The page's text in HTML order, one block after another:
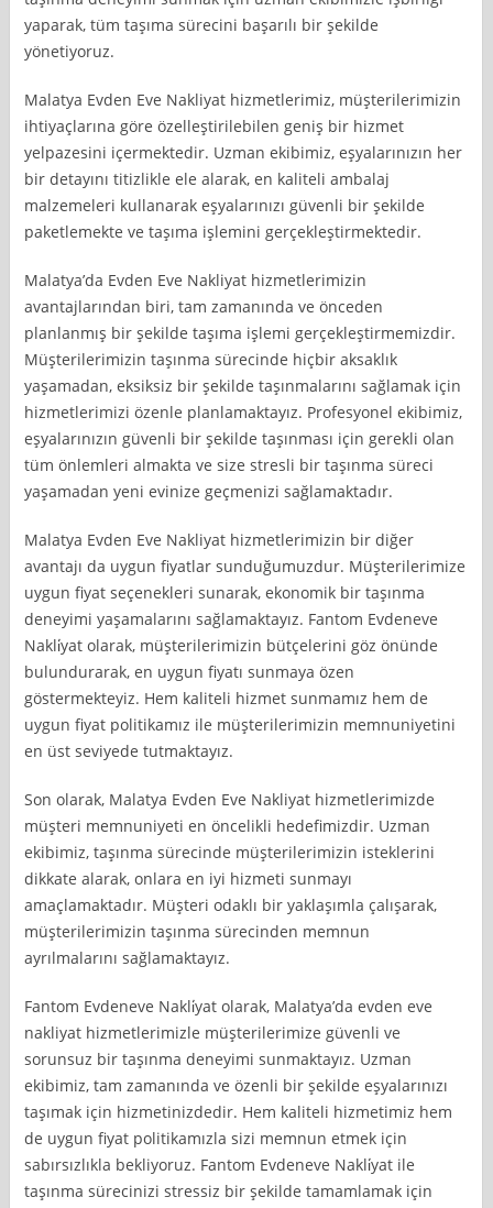
yaparak, tüm taşıma sürecini başarılı bir şekilde
yönetiyoruz.
Malatya Evden Eve Nakliyat hizmetlerimiz, müşterilerimizin
ihtiyaçlarına göre özelleştirilebilen geniş bir hizmet
yelpazesini içermektedir. Uzman ekibimiz, eşyalarınızın her
bir detayını titizlikle ele alarak, en kaliteli ambalaj
malzemeleri kullanarak eşyalarınızı güvenli bir şekilde
paketlemekte ve taşıma işlemini gerçekleştirmektedir.
Malatya’da Evden Eve Nakliyat hizmetlerimizin
avantajlarından biri, tam zamanında ve önceden
planlanmış bir şekilde taşıma işlemi gerçekleştirmemizdir.
Müşterilerimizin taşınma sürecinde hiçbir aksaklık
yaşamadan, eksiksiz bir şekilde taşınmalarını sağlamak için
hizmetlerimizi özenle planlamaktayız. Profesyonel ekibimiz,
eşyalarınızın güvenli bir şekilde taşınması için gerekli olan
tüm önlemleri almakta ve size stresli bir taşınma süreci
yaşamadan yeni evinize geçmenizi sağlamaktadır.
Malatya Evden Eve Nakliyat hizmetlerimizin bir diğer
avantajı da uygun fiyatlar sunduğumuzdur. Müşterilerimize
uygun fiyat seçenekleri sunarak, ekonomik bir taşınma
deneyimi yaşamalarını sağlamaktayız. Fantom Evdeneve
Nakli̇yat olarak, müşterilerimizin bütçelerini göz önünde
bulundurarak, en uygun fiyatı sunmaya özen
göstermekteyiz. Hem kaliteli hizmet sunmamız hem de
uygun fiyat politikamız ile müşterilerimizin memnuniyetini
en üst seviyede tutmaktayız.
Son olarak, Malatya Evden Eve Nakliyat hizmetlerimizde
müşteri memnuniyeti en öncelikli hedefimizdir. Uzman
ekibimiz, taşınma sürecinde müşterilerimizin isteklerini
dikkate alarak, onlara en iyi hizmeti sunmayı
amaçlamaktadır. Müşteri odaklı bir yaklaşımla çalışarak,
müşterilerimizin taşınma sürecinden memnun
ayrılmalarını sağlamaktayız.
Fantom Evdeneve Nakli̇yat olarak, Malatya’da evden eve
nakliyat hizmetlerimizle müşterilerimize güvenli ve
sorunsuz bir taşınma deneyimi sunmaktayız. Uzman
ekibimiz, tam zamanında ve özenli bir şekilde eşyalarınızı
taşımak için hizmetinizdedir. Hem kaliteli hizmetimiz hem
de uygun fiyat politikamızla sizi memnun etmek için
sabırsızlıkla bekliyoruz. Fantom Evdeneve Nakli̇yat ile
taşınma sürecinizi stressiz bir şekilde tamamlamak için